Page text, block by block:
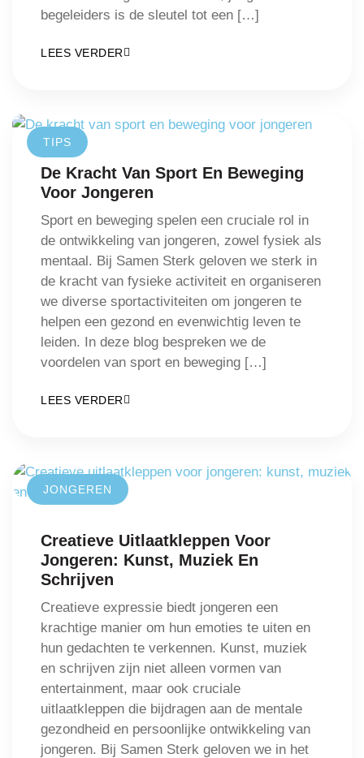
begeleiders is de sleutel tot een […]
LEES VERDER
TIPS
De Kracht Van Sport En Beweging
Voor Jongeren
Sport en beweging spelen een cruciale rol in
de ontwikkeling van jongeren, zowel fysiek als
mentaal. Bij Samen Sterk geloven we sterk in
de kracht van fysieke activiteit en organiseren
we diverse sportactiviteiten om jongeren te
helpen een gezond en evenwichtig leven te
leiden. In deze blog bespreken we de
voordelen van sport en beweging […]
LEES VERDER
JONGEREN
Creatieve Uitlaatkleppen Voor
Jongeren: Kunst, Muziek En
Schrijven
Creatieve expressie biedt jongeren een
krachtige manier om hun emoties te uiten en
hun gedachten te verkennen. Kunst, muziek
en schrijven zijn niet alleen vormen van
entertainment, maar ook cruciale
uitlaatkleppen die bijdragen aan de mentale
gezondheid en persoonlijke ontwikkeling van
jongeren. Bij Samen Sterk geloven we in het